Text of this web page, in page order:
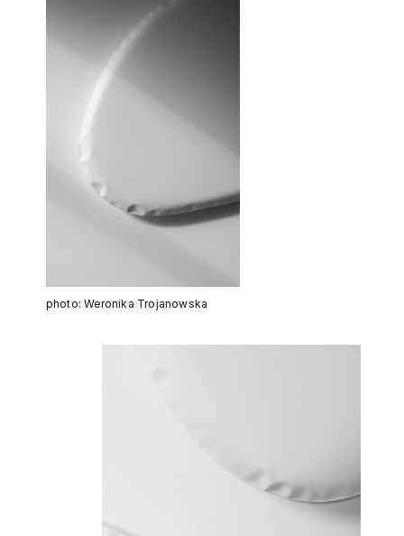
photo: Weronika Trojanowska